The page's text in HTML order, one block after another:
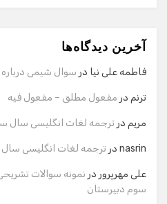
آخرین دیدگاه‌ها
فاطمه علی نیا در سوال شیمی درباره
ترنم در مفعول مطلق – مفعول فیه
مریم در ترجمه لغات انگلیسی سال
nasrin در ترجمه لغات انگلیسی
علی مهرپرور در نمونه سوالات
سوم دبیرستان
سلام! برای شروع گفت‌وگو لطفاً
وارد کنید.
ایمیل